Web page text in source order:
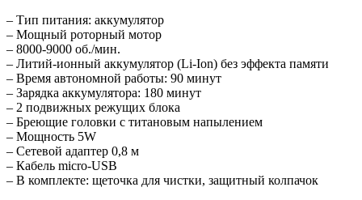
– Тип питания: аккумулятор
– Мощный роторный мотор
– 8000-9000 об./мин.
– Литий-ионный аккумулятор (Li-Ion) без эффекта памяти
– Время автономной работы: 90 минут
– Зарядка аккумулятора: 180 минут
– 2 подвижных режущих блока
– Бреющие головки с титановым напылением
– Мощность 5W
– Сетевой адаптер 0,8 м
– Кабель micro-USB
– В комплекте: щеточка для чистки, защитный колпачок